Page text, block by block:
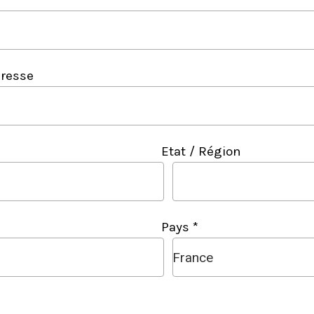
Etat / Région
Pays *
France